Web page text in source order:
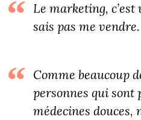
Le marketing, c’est
sais pas me vendre.
Comme beaucoup
personnes qui sont
médecines douces,